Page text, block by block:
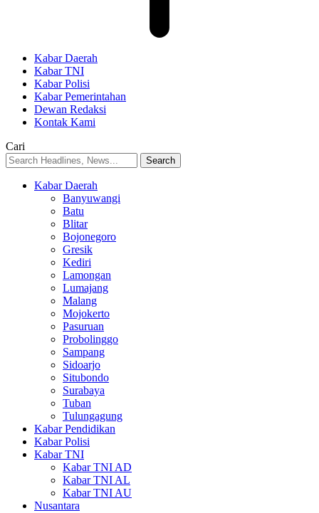
Kabar Daerah
Kabar TNI
Kabar Polisi
Kabar Pemerintahan
Dewan Redaksi
Kontak Kami
Cari
Kabar Daerah
Banyuwangi
Batu
Blitar
Bojonegoro
Gresik
Kediri
Lamongan
Lumajang
Malang
Mojokerto
Pasuruan
Probolinggo
Sampang
Sidoarjo
Situbondo
Surabaya
Tuban
Tulungagung
Kabar Pendidikan
Kabar Polisi
Kabar TNI
Kabar TNI AD
Kabar TNI AL
Kabar TNI AU
Nusantara